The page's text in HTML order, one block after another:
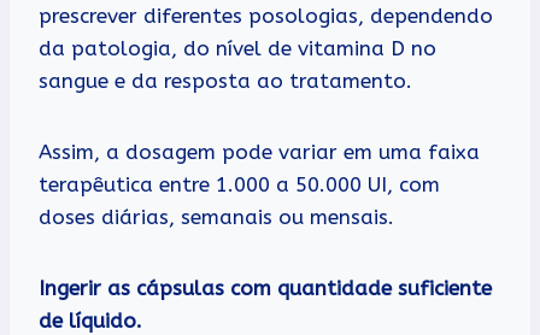
prescrever diferentes posologias, dependendo
da patologia, do nível de vitamina D no
sangue e da resposta ao tratamento.
Assim, a dosagem pode variar em uma faixa
terapêutica entre 1.000 a 50.000 UI, com
doses diárias, semanais ou mensais.
Ingerir as cápsulas com quantidade suficiente
de líquido.